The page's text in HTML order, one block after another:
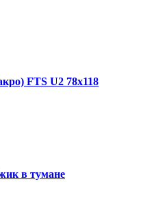
FTS U2 78х118
в тумане